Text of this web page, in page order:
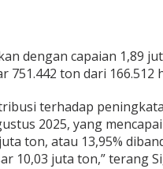
dengan capaian 1,89
751.442 ton dari 166.512
terhadap
2025, yang
ton, atau 13,95%
10,03 juta ton,” terang